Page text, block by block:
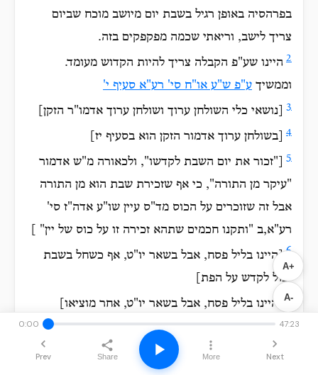
בפרהסיה באופן רגיל בשבת יום מיושב מוכח שביום
צריך לישב, וריאתי שכמה מפקפקים בזה.
2 היינו שע"פ הקבלה צריך להיות הקדוש מעומד.
וממשיך ע"פ ש"ע או"ח סי' רע"א סעיף י'
3 [נושאי כלי השולחן ערוך ושולחן ערוך אדמו"ר הזקן]
4 [בשולחן ערוך אדמור הזקן הוא בסעיף יז]
5
["זכור את יום השבת לקדשו", ולכאורה מ"ש אדמור
"עיקר מן התורה", כי אף שזכירת שבת הוא מן התורה
אבל זה שזוכרים על הכוס מד"ס עיין שו"ע אדה"ז סי'
רע"א,ב "ותקנו חכמים שתהא זכירה זו על כוס של יין" ]
6 [היינו בליל פסח, אבל בשאר יו"ט, אף כשחל בשבת
יכול לקדש על הפת]
7 [היינו בליל פסח, אבל בשאר יו"ט, אחר מוציאו]
8 בגמ' סוטה ט א וברש"י שם "והאמר רבא, שלשה
כוסות האמורות במצרים, למה? ג' כוסות - בחלומו של
A+
A-
0:00 47:23
Prev Share More Next